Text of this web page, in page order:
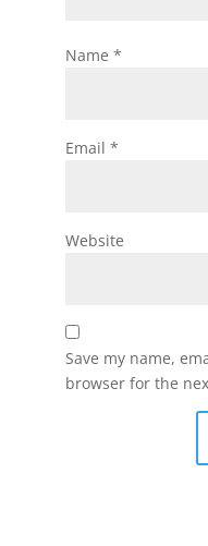
Name *
Email *
Website
Save my name,
browser for the